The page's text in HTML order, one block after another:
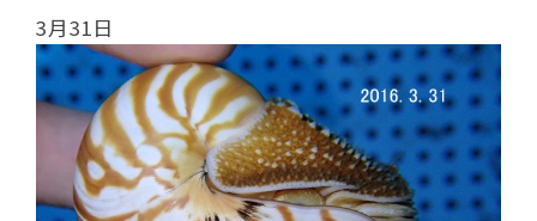
3月31日